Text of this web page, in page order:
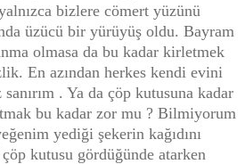
bizlere cömert yüzünü
üzücü bir yürüyüş oldu. Bayram
olmasa da bu kadar kirletmek
En azından herkes kendi evini
. Ya da çöp kutusuna kadar
bu kadar zor mu ? Bilmiyorum
yediği şekerin kağıdını
kutusu gördüğünde atarken